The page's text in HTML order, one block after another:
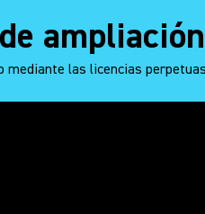
ampliación
las licencias